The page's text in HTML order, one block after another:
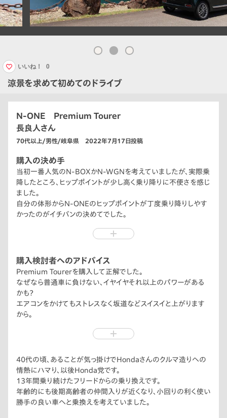
涼景を求めて初めてのドライブ
いいね！ 0
N-ONE Premium Tourer
長良人さん
70代以上/男性/岐阜県 2022年7月17日投稿
購入の決め手
当初一番人気のN-BOXかN-WGNを考えていましたが、実際乗
降したところ、ヒップポイントが少し高く乗り降りに不便さを感じ
ました。
自分の体形からN-ONEのヒップポイントが丁度乗り降りしやす
かったのがイチバンの決めてでした。
更に見た目は小さくコンパクトでも充実した内外装と車内の広
購入検討者へのアドバイス
Premium Tourerを購入して正解でした。
なぜなら普通車に負けない、イヤイヤそれ以上のパワーがある
かも？
エアコンをかけてもストレスなく坂道などスイスイと上がります
から。
転操作を楽しむ他、坂道などでフットブレーキと併用して適切な
足への負担が軽減される。
ガソリン価格が高止まりする中、燃費がよく家計に助かっていま
す。
遠出ドライブをするとカタログ以上（onエアコンで25km/L）の
燃費が出ます。
40代の頃、あることが気っ掛けでHondaさんのクルマ造りへの
情熱にハマり、以後Honda党です。
13年間乗り続けたフリードからの乗り換えです。
年齢的にも後期高齢者の仲間入りが近くなり、小回りの利く使い
勝手の良い車へと乗換えを考えていました。